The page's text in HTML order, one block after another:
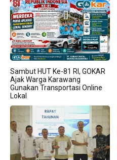
Sambut HUT Ke-81 RI, GOKAR
Ajak Warga Karawang
Gunakan Transportasi Online
Lokal